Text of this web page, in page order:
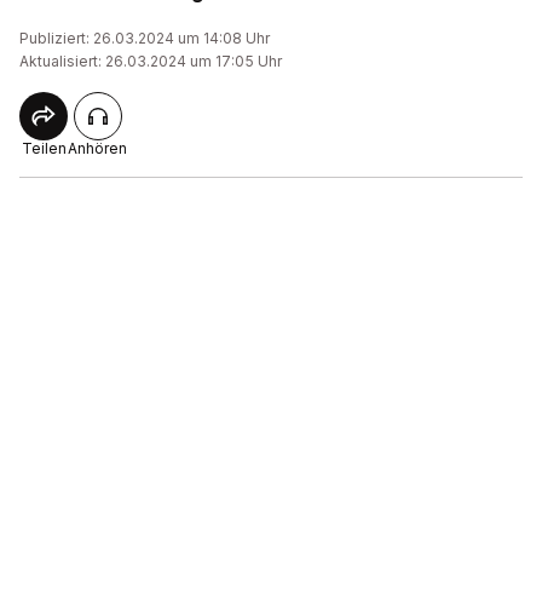
Publiziert: 26.03.2024 um 14:08 Uhr
Aktualisiert: 26.03.2024 um 17:05 Uhr
TeilenAnhören